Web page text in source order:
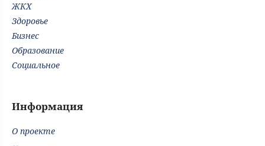
ЖКХ
Здоровье
Бизнес
Образование
Социальное
Информация
О проекте